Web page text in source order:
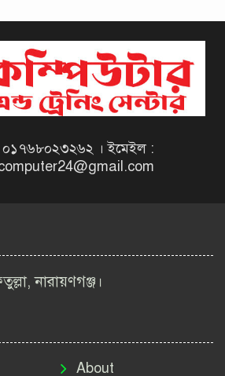
বিজ্ঞপ্তি ২০২৬ | Taxes Zone
Dinajpur Job Circular 2026
বেসরকারি সংস্থা সেতু (SETU)
Job Circular 2026
২০২৬ | BIWTA Job Circular
মাদকদ্রব্য নিয়ন্ত্রণ অধিদপ্তর
নিয়োগ বিজ্ঞপ্তি ২০২৬ | DNC
। ইমেইল :
নারায়ণগঞ্জ।
About